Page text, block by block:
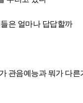
은 얼마나 답답할까
관음예능과 뭐가 다른